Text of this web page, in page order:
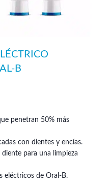
B
penetran 50% más
con dientes y encías.
para una limpieza
eléctricos de Oral-B.